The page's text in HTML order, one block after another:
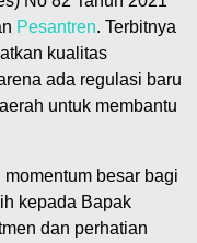
Pesantren. Terbitnya
kualitas
ada regulasi baru
untuk membantu
besar bagi
kepada Bapak
dan perhatian